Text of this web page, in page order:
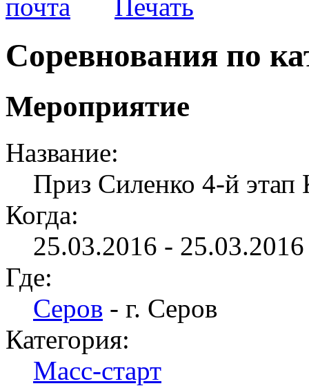
Соревнования по
Мероприятие
Название:
Приз Силенко 4-й
Когда:
25.03.2016 -
Где:
Серов - г. Серов
Категория:
Масс-старт